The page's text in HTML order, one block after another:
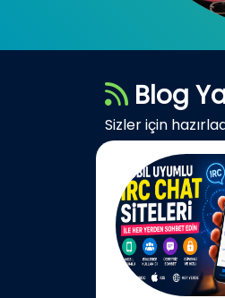
Blog
Sizler için